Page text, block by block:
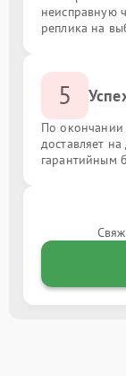
неисправную
реплика на
5
По окончании
доставляет
гарантийным